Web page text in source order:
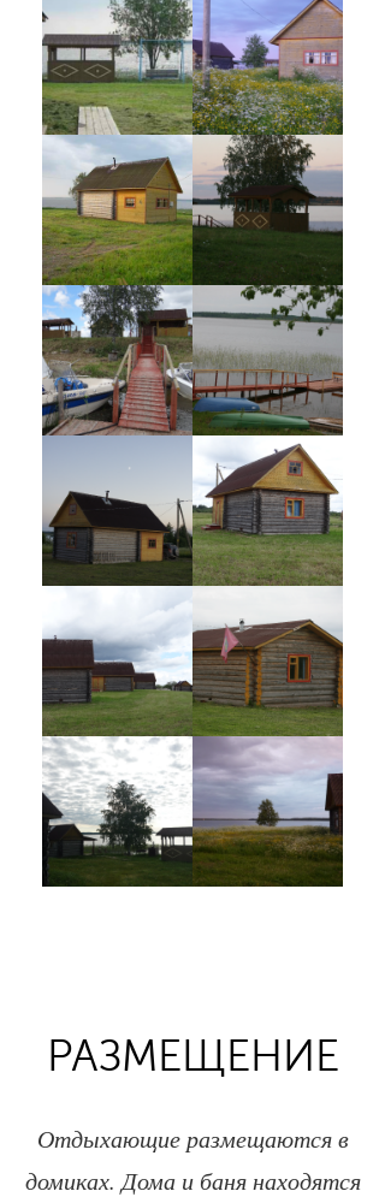
РАЗМЕЩЕНИЕ
Отдыхающие размещаются в
домиках. Дома и баня находятся